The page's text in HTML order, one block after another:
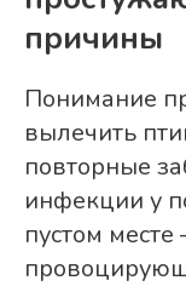
причины
Понимание
вылечить
повторные
инфекции у
пустом